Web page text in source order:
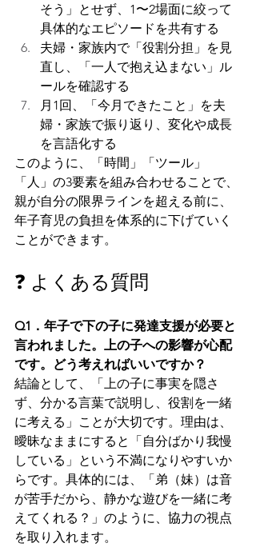
そう」とせず、1〜2場面に絞って
具体的なエピソードを共有する
夫婦・家族内で「役割分担」を見
直し、「一人で抱え込まない」ル
ールを確認する
月1回、「今月できたこと」を夫
婦・家族で振り返り、変化や成長
を言語化する
このように、「時間」「ツール」
「人」の3要素を組み合わせることで、
親が自分の限界ラインを超える前に、
年子育児の負担を体系的に下げていく
ことができます。
❓ よくある質問
Q1．年子で下の子に発達支援が必要と
言われました。上の子への影響が心配
です。どう考えればいいですか？
結論として、「上の子に事実を隠さ
ず、分かる言葉で説明し、役割を一緒
に考える」ことが大切です。理由は、
曖昧なままにすると「自分ばかり我慢
している」という不満になりやすいか
らです。具体的には、「弟（妹）は音
が苦手だから、静かな遊びを一緒に考
えてくれる？」のように、協力の視点
を取り入れます。